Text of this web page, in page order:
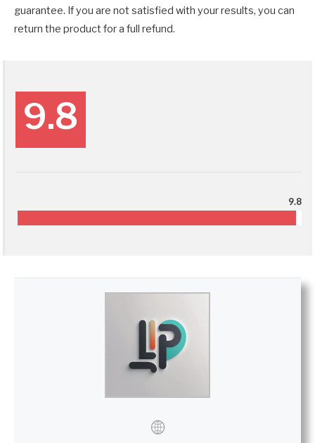
guarantee. If you are not satisfied with your results, you can
return the product for a full refund.
9.8
9.8